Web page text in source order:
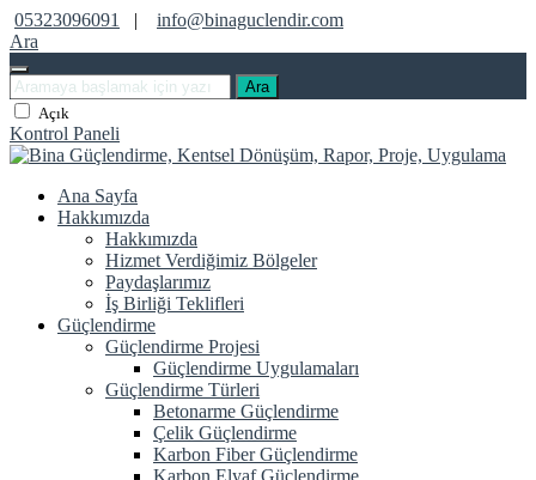
05323096091 |
info@binaguclendir.com
Ara
Ara
Açık
Kontrol Paneli
Ana Sayfa
Hakkımızda
Hakkımızda
Hizmet Verdiğimiz Bölgeler
Paydaşlarımız
İş Birliği Teklifleri
Güçlendirme
Güçlendirme Projesi
Güçlendirme Uygulamaları
Güçlendirme Türleri
Betonarme Güçlendirme
Çelik Güçlendirme
Karbon Fiber Güçlendirme
Karbon Elyaf Güçlendirme